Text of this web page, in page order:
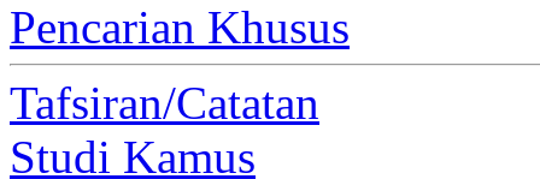
Pencarian Khusus
Tafsiran/Catatan
Studi Kamus